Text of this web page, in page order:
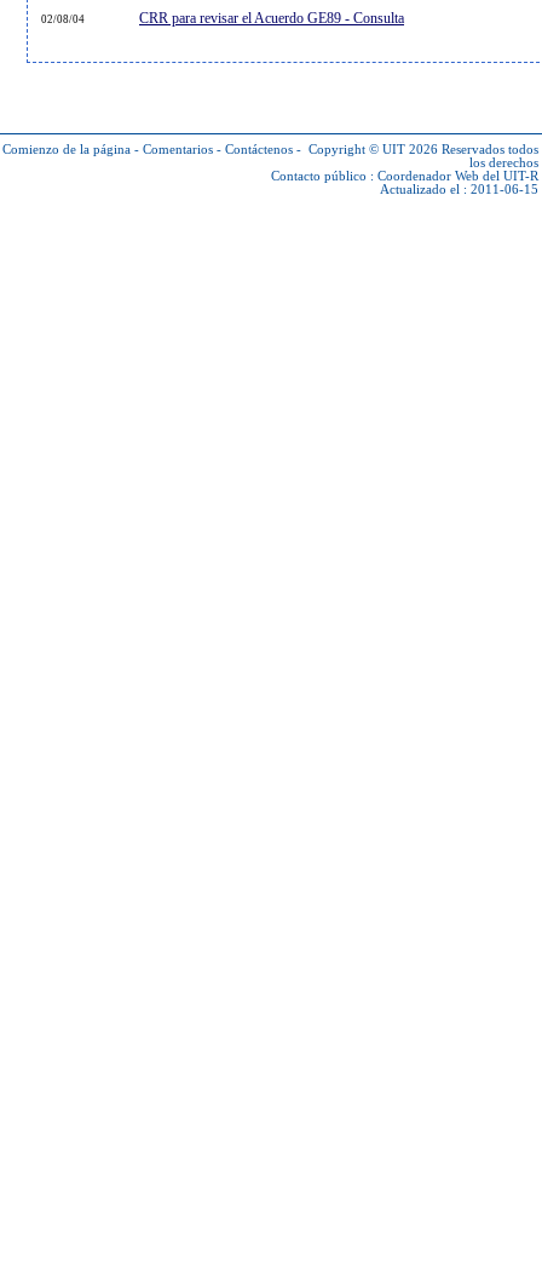
02/08/04 CRR para revisar el Acuerdo GE89 - Consulta
Comienzo de la página - Comentarios - Contáctenos - Copyright © UIT 2026 Reservados todos
los derechos
Contacto público : Coordenador Web del UIT-R
Actualizado el : 2011-06-15